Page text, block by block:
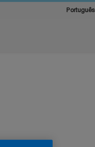
Português